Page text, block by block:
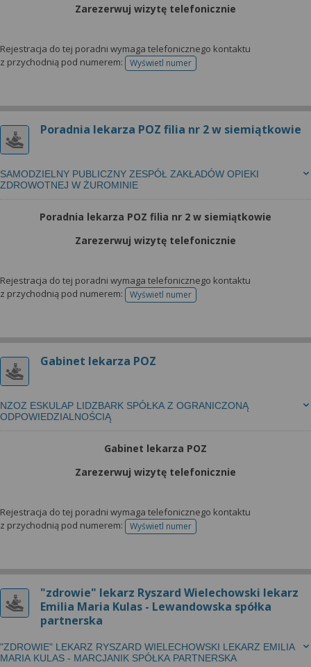
Zarezerwuj wizytę telefonicznie
Rejestracja do tej poradni wymaga telefonicznego kontaktu
z przychodnią pod numerem:
Wyświetl numertelefonu do rejestracji
Poradnia lekarza POZ filia nr 2 w siemiątkowie
SAMODZIELNY PUBLICZNY ZESPÓŁ ZAKŁADÓW OPIEKI
ZDROWOTNEJ W ŻUROMINIE
Poradnia lekarza POZ filia nr 2 w siemiątkowie
Zarezerwuj wizytę telefonicznie
Rejestracja do tej poradni wymaga telefonicznego kontaktu
z przychodnią pod numerem:
Wyświetl numertelefonu do rejestracji
Gabinet lekarza POZ
NZOZ ESKULAP LIDZBARK SPÓŁKA Z OGRANICZONĄ
ODPOWIEDZIALNOŚCIĄ
Gabinet lekarza POZ
Zarezerwuj wizytę telefonicznie
Rejestracja do tej poradni wymaga telefonicznego kontaktu
z przychodnią pod numerem:
Wyświetl numertelefonu do rejestracji
"zdrowie" lekarz Ryszard Wielechowski lekarz
Emilia Maria Kulas - Lewandowska spółka
partnerska
"ZDROWIE" LEKARZ RYSZARD WIELECHOWSKI LEKARZ EMILIA
MARIA KULAS - MARCJANIK SPÓŁKA PARTNERSKA